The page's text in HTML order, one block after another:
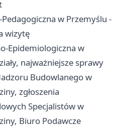
w Przemyślu -
wizytę
Epidemiologiczna w
najważniejsze sprawy
Budowlanego w
zgłoszenia
Specjalistów w
Biuro Podawcze